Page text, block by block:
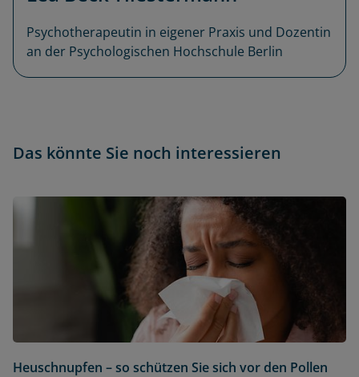
Psychotherapeutin in eigener Praxis und Dozentin
an der Psychologischen Hochschule Berlin
Das könnte Sie noch interessieren
Heuschnupfen – so schützen Sie sich vor den Pollen